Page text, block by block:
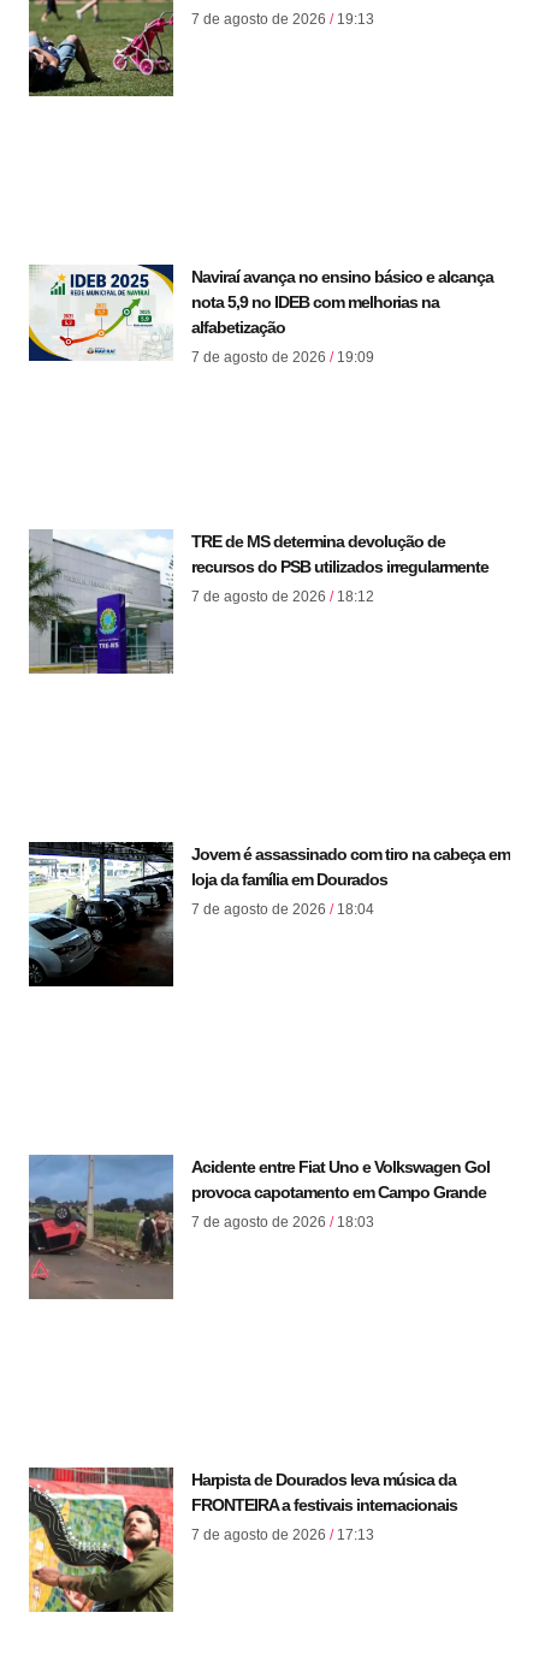
7 de agosto de 2026 19:13
Naviraí avança no ensino básico e alcança
nota 5,9 no IDEB com melhorias na
alfabetização
7 de agosto de 2026 19:09
TRE de MS determina devolução de
recursos do PSB utilizados irregularmente
7 de agosto de 2026 18:12
Jovem é assassinado com tiro na cabeça em
loja da família em Dourados
7 de agosto de 2026 18:04
Acidente entre Fiat Uno e Volkswagen Gol
provoca capotamento em Campo Grande
7 de agosto de 2026 18:03
Harpista de Dourados leva música da
FRONTEIRA a festivais internacionais
7 de agosto de 2026 17:13